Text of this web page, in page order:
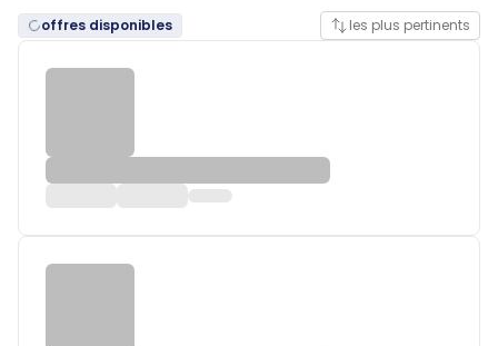
offres disponibles les plus pertinents